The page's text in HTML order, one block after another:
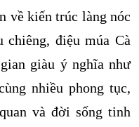
về kiến trúc làng nóc
chiêng, điệu múa Cà
giàu ý nghĩa như
nhiều phong tục,
và đời sống tinh